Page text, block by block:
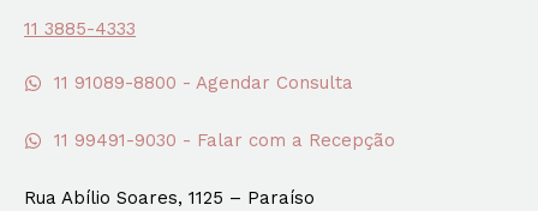
11 3885-4333
11 91089-8800 - Agendar Consulta
11 99491-9030 - Falar com a Recepção
Rua Abílio Soares, 1125 – Paraíso